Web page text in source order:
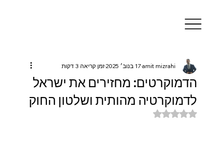
הדמוקרטים: מחזירים את ישראל
לדמוקרטיה מהותית ושלטון החוק
amit mizrahi17 בנוב׳ 2025 זמן קריאה 3 דקות
דירוג של NaN מתוך 5 כוכבים